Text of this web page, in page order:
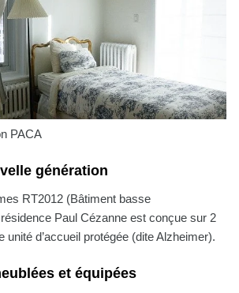
PACA
génération
RT2012 (Bâtiment basse
Paul Cézanne est conçue sur 2
unité d’accueil protégée (dite Alzheimer).
et équipées